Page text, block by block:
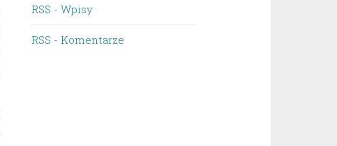
RSS - Wpisy
RSS - Komentarze